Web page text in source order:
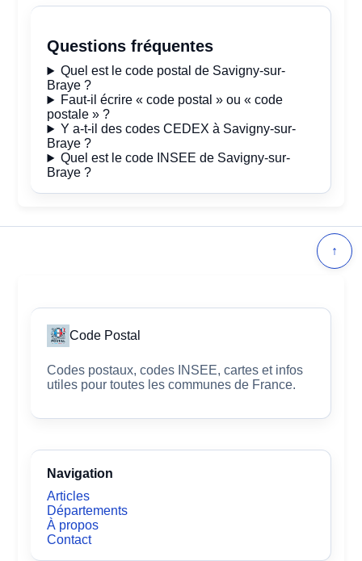
Questions fréquentes
Quel est le code postal de Savigny-sur-
Braye ?
Faut-il écrire « code postal » ou « code
postale » ?
Y a-t-il des codes CEDEX à Savigny-sur-
Braye ?
Quel est le code INSEE de Savigny-sur-
Braye ?
↑
Code Postal
Codes postaux, codes INSEE, cartes et infos
utiles pour toutes les communes de France.
Navigation
Articles
Départements
À propos
Contact